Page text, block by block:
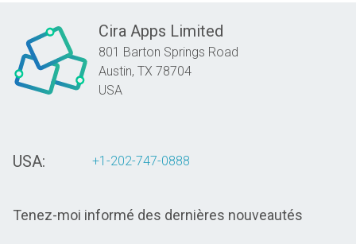
Cira Apps Limited
801 Barton Springs Road
Austin, TX 78704
USA
USA: +1-202-747-0888
Tenez-moi informé des dernières nouveautés